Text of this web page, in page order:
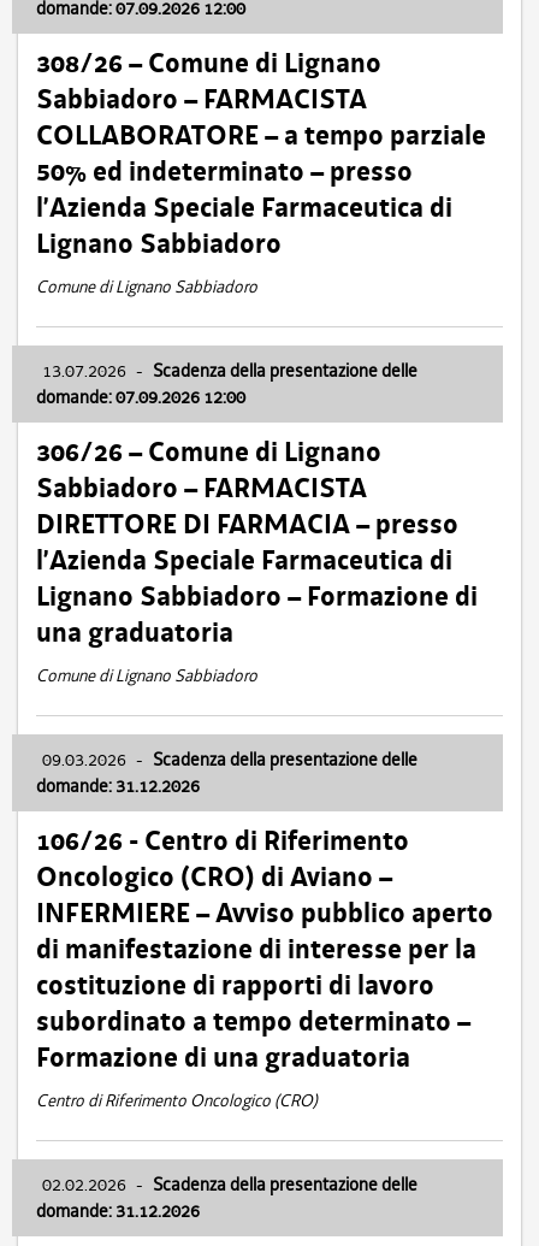
domande: 07.09.2026 12:00
308/26 – Comune di Lignano
Sabbiadoro – FARMACISTA
COLLABORATORE – a tempo parziale
50% ed indeterminato – presso
l’Azienda Speciale Farmaceutica di
Lignano Sabbiadoro
Comune di Lignano Sabbiadoro
13.07.2026 - Scadenza della presentazione delle
domande: 07.09.2026 12:00
306/26 – Comune di Lignano
Sabbiadoro – FARMACISTA
DIRETTORE DI FARMACIA – presso
l’Azienda Speciale Farmaceutica di
Lignano Sabbiadoro – Formazione di
una graduatoria
Comune di Lignano Sabbiadoro
09.03.2026 - Scadenza della presentazione delle
domande: 31.12.2026
106/26 - Centro di Riferimento
Oncologico (CRO) di Aviano –
INFERMIERE – Avviso pubblico aperto
di manifestazione di interesse per la
costituzione di rapporti di lavoro
subordinato a tempo determinato –
Formazione di una graduatoria
Centro di Riferimento Oncologico (CRO)
02.02.2026 - Scadenza della presentazione delle
domande: 31.12.2026